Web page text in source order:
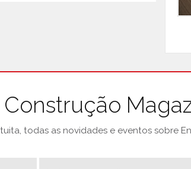
todas as novidades e eventos sobre